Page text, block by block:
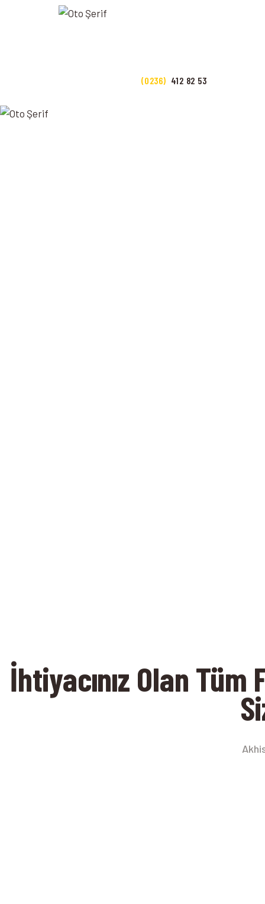
(0236) 412 82 53
ANASAYFA
İhtiyacınız Olan